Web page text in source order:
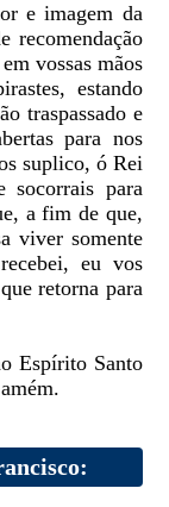
e imagem da
recomendação
vossas mãos
estando
traspassado e
para nos
suplico, ó Rei
socorrais para
a fim de que,
viver somente
eu vos
retorna para
Espírito Santo